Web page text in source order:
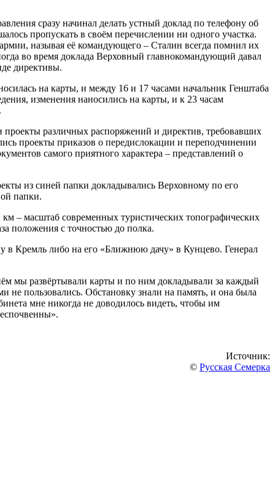
сразу начинал делать устный доклад по телефону об
пропускать в своём перечислении ни одного участка.
называя её командующего – Сталин всегда помнил их
во время доклада Верховный главнокомандующий давал
директивы.
на карты, и между 16 и 17 часами начальник Генштаба
изменения наносились на карты, и к 23 часам
различных распоряжений и директив, требовавших
проекты приказов о передислокации и переподчинении
самого приятного характера – представлений о
из синей папки докладывались Верховному по его
папки.
– масштаб современных туристических топографических
положения с точностью до полка.
в Кремль либо на его «Ближнюю дачу» в Кунцево. Генерал
мы развёртывали карты и по ним докладывали за каждый
не пользовались. Обстановку знали на память, и она была
мне никогда не доводилось видеть, чтобы им
Источник:
© Русская Семерка